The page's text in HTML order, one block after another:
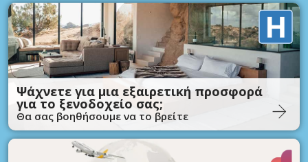
Ψάχνετε για μια εξαιρετική προσφορά
για το ξενοδοχείο σας;
Θα σας βοηθήσουμε να το βρείτε